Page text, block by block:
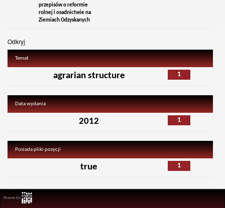
przepisów o reformie
rolnej i osadnictwie na
Ziemiach Odzyskanych
Odkryj
Temat
1
agrarian structure
Data wydania
1
2012
Posiada pliki pozycji
1
true
Theme by